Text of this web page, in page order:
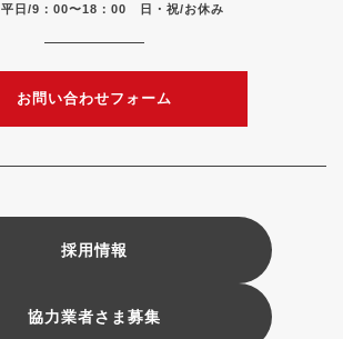
平日/9：00〜18：00 日・祝/お休み
お問い合わせフォーム
採用情報
協力業者さま募集